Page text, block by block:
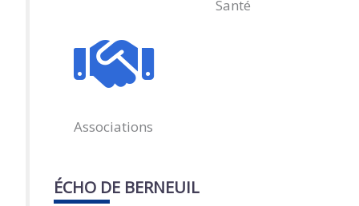
Santé
Associations
ÉCHO DE BERNEUIL